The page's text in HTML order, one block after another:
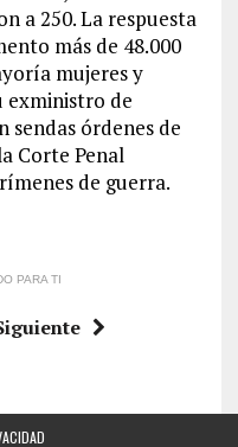
a 250. La respuesta
más de 48.000
mujeres y
exministro de
sendas órdenes de
Corte Penal
de guerra.
PARA TI